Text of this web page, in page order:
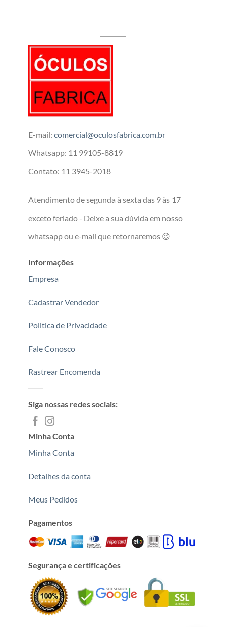
E-mail: comercial@oculosfabrica.com.br
Whatsapp: 11 99105-8819
Contato: 11 3945-2018
Atendimento de segunda à sexta das 9 às 17
exceto feriado - Deixe a sua dúvida em nosso
whatsapp ou e-mail que retornaremos 😉
Informações
Empresa
Cadastrar Vendedor
Politica de Privacidade
Fale Conosco
Rastrear Encomenda
Siga nossas redes sociais:
Minha Conta
Minha Conta
Detalhes da conta
Meus Pedidos
Pagamentos
Segurança e certificações